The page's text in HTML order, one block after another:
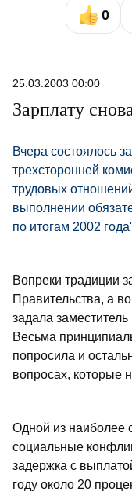
0
25.03.2003 00:00
Зарплату
Вчера состоялось
трехсторонней
трудовых
выполнении
по итогам 2002
Вопреки традиции
Правительства, а
задала
Весьма
попросила и
вопросах, которые
Одной из наиболее
социальные
задержка с
году около 20